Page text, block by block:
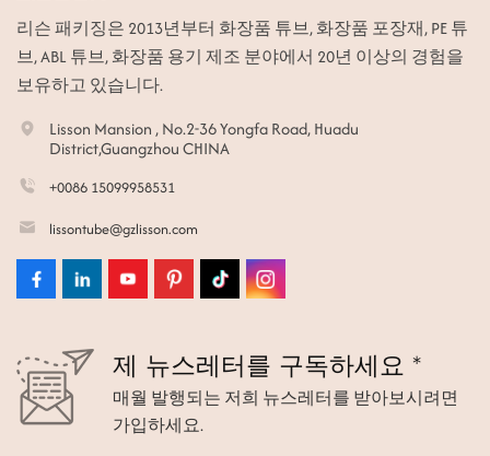
리슨 패키징은 2013년부터 화장품 튜브, 화장품 포장재, PE 튜
브, ABL 튜브, 화장품 용기 제조 분야에서 20년 이상의 경험을
보유하고 있습니다.
Lisson Mansion , No.2-36 Yongfa Road, Huadu
District,Guangzhou CHINA
+0086 15099958531
lissontube@gzlisson.com
제 뉴스레터를 구독하세요 *
매월 발행되는 저희 뉴스레터를 받아보시려면
가입하세요.